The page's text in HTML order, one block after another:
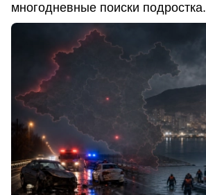
многодневные поиски подростка.